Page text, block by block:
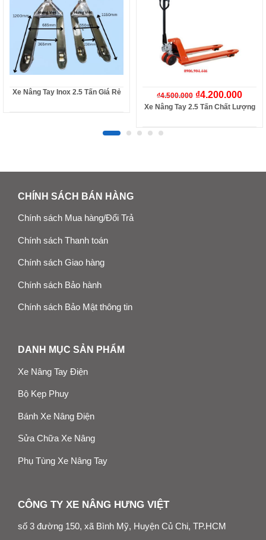
Xe Nâng Tay Inox 2.5 Tấn Giá Rẻ ₫4.500.000 ₫4.200.000
Xe Nâng Tay 2.5 Tấn Chất Lượng
CHÍNH SÁCH BÁN HÀNG
Chính sách Mua hàng/Đổi Trả
Chính sách Thanh toán
Chính sách Giao hàng
Chính sách Bảo hành
Chính sách Bảo Mật thông tin
DANH MỤC SẢN PHẨM
Xe Nâng Tay Điện
Bộ Kẹp Phuy
Bánh Xe Nâng Điện
Sửa Chữa Xe Nâng
Phụ Tùng Xe Nâng Tay
CÔNG TY XE NÂNG HƯNG VIỆT
số 3 đường 150, xã Bình Mỹ, Huyện Củ Chi, TP.HCM